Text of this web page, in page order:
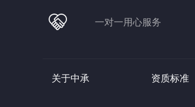
一对一用心服务
关于中承 资质